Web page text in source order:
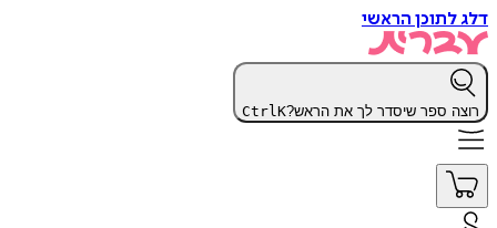
דלג לתוכן הראשי
רוצה ספר שיסדר לך את הראש? CtrlK